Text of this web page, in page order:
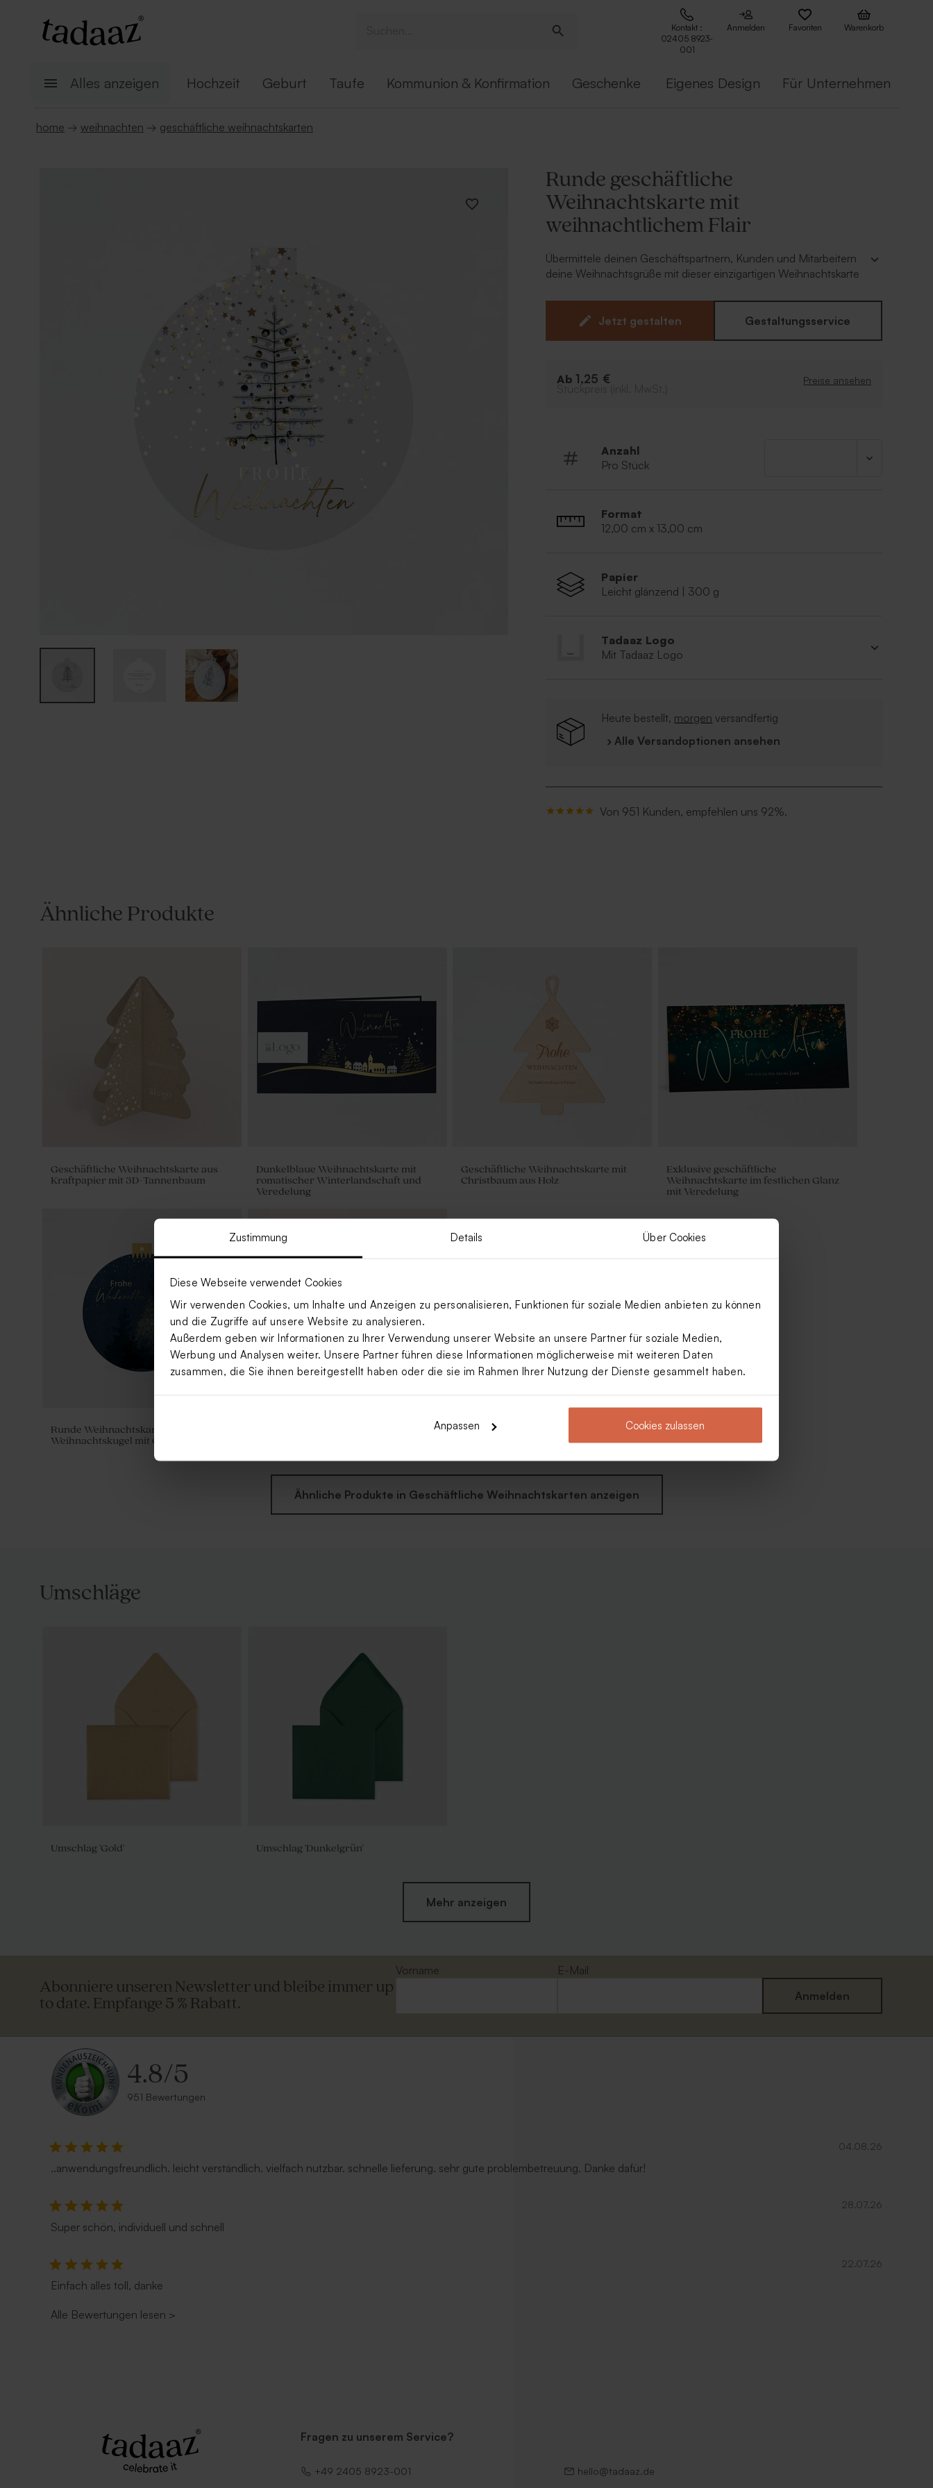
Zustimmung Details Über Cookies
Diese Webseite verwendet Cookies
Wir verwenden Cookies, um Inhalte und Anzeigen zu personalisieren, Funktionen für soziale Medien anbieten zu können
und die Zugriffe auf unsere Website zu analysieren.
Außerdem geben wir Informationen zu Ihrer Verwendung unserer Website an unsere Partner für soziale Medien,
Werbung und Analysen weiter. Unsere Partner führen diese Informationen möglicherweise mit weiteren Daten
zusammen, die Sie ihnen bereitgestellt haben oder die sie im Rahmen Ihrer Nutzung der Dienste gesammelt haben.
Anpassen Cookies zulassen
Kontakt :
02405 8923-
001
Anmelden Favoriten Warenkorb
Alles anzeigen Hochzeit Geburt Taufe Kommunion & Konfirmation Geschenke Eigenes Design Für Unternehmen
home → weihnachten → geschäftliche weihnachtskarten
Runde geschäftliche
Weihnachtskarte mit
weihnachtlichem Flair
Übermittele deinen Geschäftspartnern, Kunden und Mitarbeitern
deine Weihnachtsgrüße mit dieser einzigartigen Weihnachtskarte
Vorderseite bringen deine Empfänger sofort in
Weihnachtsstimmung. Personalisiert mit deinem eigenen Text und
Besonderes Format
Jetzt gestalten Gestaltungsservice
Ab 1,25 € Preise ansehen
Anzahl
Pro Stück
Format
12,00 cm x 13,00 cm
Papier
Leicht glänzend | 300 g
Tadaaz Logo
Mit Tadaaz Logo
Heute bestellt, morgen versandfertig
› Alle Versandoptionen ansehen
Von 951 Kunden, empfehlen uns 92%.
Ähnliche Produkte
Geschäftliche Weihnachtskarte aus
Kraftpapier mit 3D-Tannenbaum
Dunkelblaue Weihnachtskarte mit
romatischer Winterlandschaft und
Veredelung
Geschäftliche Weihnachtskarte mit
Christbaum aus Holz
Exklusive geschäftliche
Weihnachtskarte im festlichen Glanz
mit Veredelung
Runde Weihnachtskarte für Firmen
Weihnachtskugel mit Goldfolie
Ähnliche Produkte in Geschäftliche Weihnachtskarten anzeigen
Umschläge
Umschlag 'Gold' Umschlag 'Dunkelgrün'
Quadratischer Umschlag 'Silber'
Mehr anzeigen
Abonniere unseren Newsletter und bleibe immer up
to date. Empfange 5 % Rabatt.
Vorname
E-Mail
Anmelden
4.8/5
951 Bewertungen
04.08.26
..anwendungsfreundlich. leicht verständlich. vielfach nutzbar. schnelle lieferung. sehr gute problembetreuung. Danke dafür!
28.07.26
Super schön, individuell und schnell
22.07.26
Einfach alles toll, danke
Alle Bewertungen lesen >
Fragen zu unserem Service?
+49 2405 8923-001 hello@tadaaz.de